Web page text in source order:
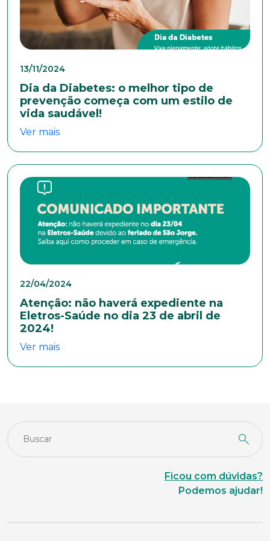
13/11/2024
Dia da Diabetes: o melhor tipo de
prevenção começa com um estilo de
vida saudável!
Ver mais
22/04/2024
Atenção: não haverá expediente na
Eletros-Saúde no dia 23 de abril de
2024!
Ver mais
Ficou com dúvidas?
Podemos ajudar!
Endereço
Bairro
Naturalidade
Idade
Estado Civil
Área de interesse